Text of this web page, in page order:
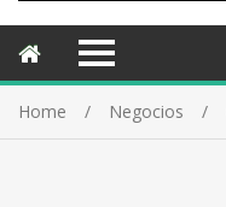
Home Negocios